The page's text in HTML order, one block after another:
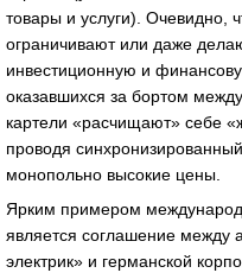
товары и услуги). Очевидно,
ограничивают или даже
инвестиционную и
оказавшихся за бортом
картели «расчищают» себе
проводя
монопольно высокие цены.
Ярким примером
является соглашение между
электрик» и германской